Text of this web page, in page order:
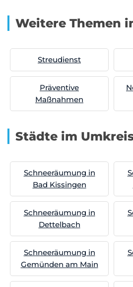
Weitere Themen
Streudienst
Präventive
Maßnahmen
Städte im
Schneeräumung in
Bad Kissingen
Schneeräumung in
Dettelbach
Schneeräumung in
Gemünden am Main